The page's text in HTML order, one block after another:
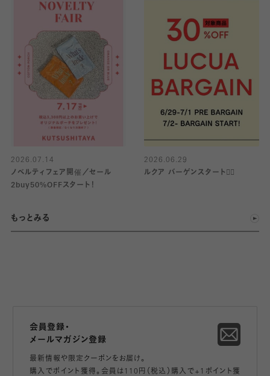
2026.07.14
ノベルティフェア開催／セール
2buy50%OFFスタート！
2026.06.29
ルクア バーゲンスタート❤️‍🔥
もっとみる
会員登録・
メールマガジン登録
最新情報や限定クーポンをお届け。
購入でポイント獲得。会員は110円（税込）購入で+1ポイント獲